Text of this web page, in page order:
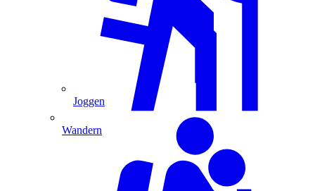
Joggen
Wandern